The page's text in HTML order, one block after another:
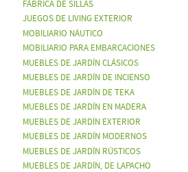
FÁBRICA DE SILLAS
JUEGOS DE LIVING EXTERIOR
MOBILIARIO NÁUTICO
MOBILIARIO PARA EMBARCACIONES
MUEBLES DE JARDÍN CLÁSICOS
MUEBLES DE JARDÍN DE INCIENSO
MUEBLES DE JARDÍN DE TEKA
MUEBLES DE JARDÍN EN MADERA
MUEBLES DE JARDÍN EXTERIOR
MUEBLES DE JARDÍN MODERNOS
MUEBLES DE JARDÍN RÚSTICOS
MUEBLES DE JARDÍN, DE LAPACHO